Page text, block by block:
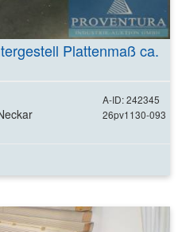
Plattenmaß ca.
A-ID: 242345
26pv1130-093